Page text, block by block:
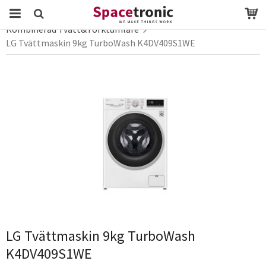
Produkten har blivit tillagd i varukorgen
Startsida Webbutik
vitvaror
Kombinerad Tvätt&Torktumlare
LG Tvättmaskin 9kg TurboWash K4DV409S1WE
LG Tvättmaskin 9kg TurboWash
K4DV409S1WE